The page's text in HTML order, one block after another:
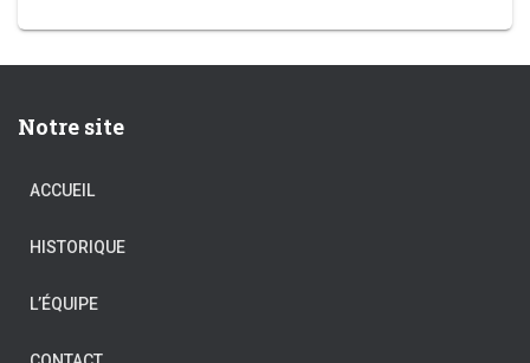
Notre site
ACCUEIL
HISTORIQUE
L’ÉQUIPE